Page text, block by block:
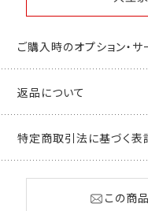
ご購入時のオプション・
返品について
特定商取引法に基づく表
この商